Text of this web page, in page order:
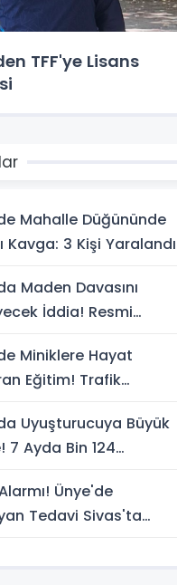
TFF'ye Lisans
Mahalle Düğününde
Kavga: 3 Kişi Yaralandı
Maden Davasını
İddia! Resmi
Miniklere Hayat
Eğitim! Trafik
Uyuşturucuya Büyük
7 Ayda Bin 124
Ünye'de
Tedavi Sivas'ta